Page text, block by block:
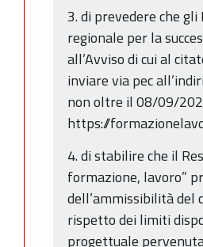
3. di prevedere che
regionale per la
all’Avviso di cui al
inviare via pec
non oltre il 08/09/
https://
4. di stabilire che il
formazione, lavoro”
dell’ammissibilità del
rispetto dei limiti
progettuale